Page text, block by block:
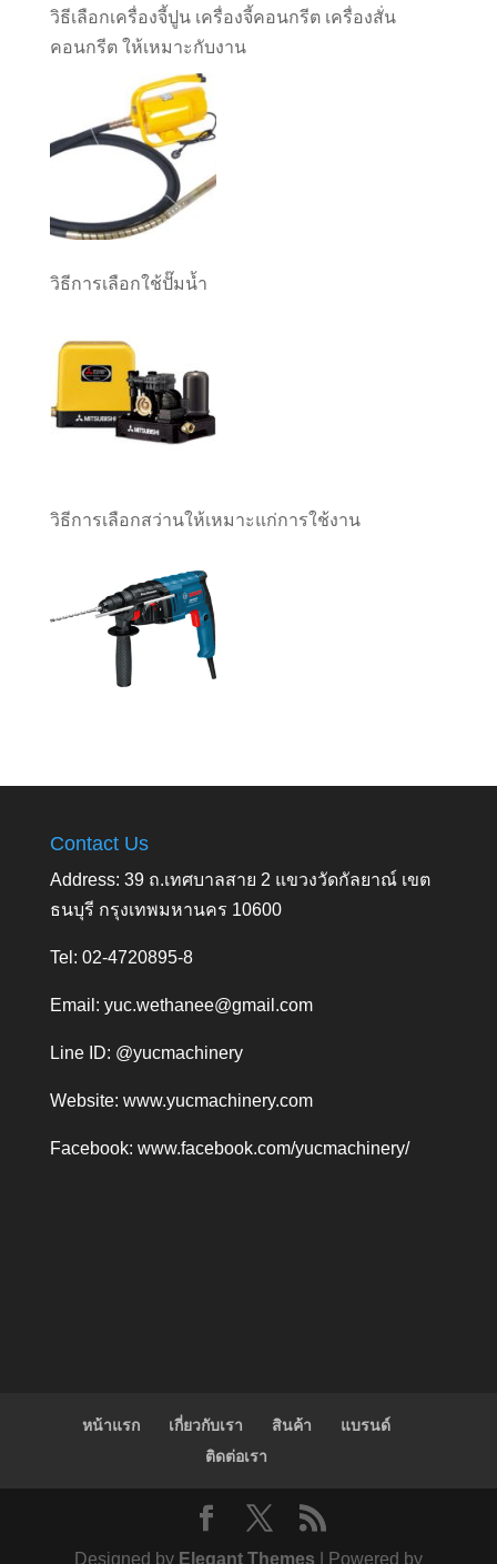
วิธีเลือกเครื่องจี้ปูน เครื่องจี้คอนกรีต เครื่องสั่น
คอนกรีต ให้เหมาะกับงาน
วิธีการเลือกใช้ปั๊มน้ำ
วิธีการเลือกสว่านให้เหมาะแก่การใช้งาน
Contact Us
Address: 39 ถ.เทศบาลสาย 2 แขวงวัดกัลยาณ์ เขต
ธนบุรี กรุงเทพมหานคร 10600
Tel: 02-4720895-8
Email: yuc.wethanee@gmail.com
Line ID: @yucmachinery
Website: www.yucmachinery.com
Facebook: www.facebook.com/yucmachinery/
หน้าแรก เกี่ยวกับเรา สินค้า
แบรนด์
ติดต่อเรา
Designed by Elegant Themes | Powered by